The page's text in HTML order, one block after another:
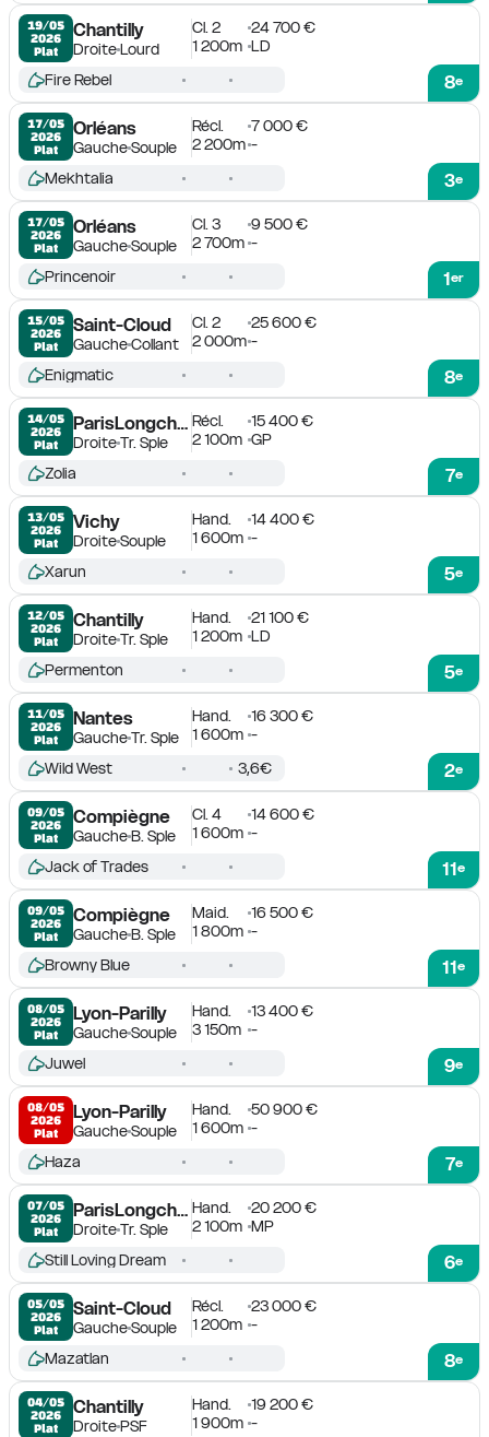
19/05
2026
Plat
Chantilly
DroiteLourd
Cl. 2
24 700 €
1 200m LD
8e
Fire Rebel
17/05
2026
Plat
Orléans
GaucheSouple
Récl.
7 000 €
2 200m -
3e
Mekhtalia
17/05
2026
Plat
Orléans
GaucheSouple
Cl. 3
9 500 €
2 700m -
1er
Princenoir
15/05
2026
Plat
Saint-Cloud
GaucheCollant
Cl. 2
25 600 €
2 000m -
8e
Enigmatic
14/05
2026
Plat
ParisLongchamp
DroiteTr. Sple
Récl.
15 400 €
2 100m GP
7e
Zolia
13/05
2026
Plat
Vichy
DroiteSouple
Hand.
14 400 €
1 600m -
5e
Xarun
12/05
2026
Plat
Chantilly
DroiteTr. Sple
Hand.
21 100 €
1 200m LD
5e
Permenton
11/05
2026
Plat
Nantes
GaucheTr. Sple
Hand.
16 300 €
1 600m -
2e
Wild West 3,6€
09/05
2026
Plat
Compiègne
GaucheB. Sple
Cl. 4
14 600 €
1 600m -
11e
Jack of Trades
09/05
2026
Plat
Compiègne
GaucheB. Sple
Maid.
16 500 €
1 800m -
11e
Browny Blue
08/05
2026
Plat
Lyon-Parilly
GaucheSouple
Hand.
13 400 €
3 150m -
9e
Juwel
08/05
2026
Plat
Lyon-Parilly
GaucheSouple
Hand.
50 900 €
1 600m -
7e
Haza
07/05
2026
Plat
ParisLongchamp
DroiteTr. Sple
Hand.
20 200 €
2 100m MP
6e
Still Loving Dream
05/05
2026
Plat
Saint-Cloud
GaucheSouple
Récl.
23 000 €
1 200m -
8e
Mazatlan
04/05
2026
Plat
Chantilly
DroitePSF
Hand.
19 200 €
1 900m -